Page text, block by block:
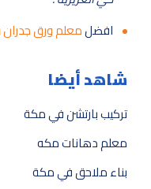
افضلمعلم ورق
شاهد أيضا
تركيب بارتشن في مكة
معلم دهانات مكه
بناء ملاحق في مكة